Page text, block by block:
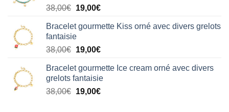
38,00€ Le
initial
était :
38,00€.
19,00€Le
actuel
19,00€.
Bracelet gourmette Kiss orné avec divers grelots
fantaisie
38,00€ Le
initial
était :
38,00€.
19,00€Le
actuel
est :
19,00€.
Bracelet gourmette Ice cream orné avec divers
grelots fantaisie
38,00€ Le
19,00€Le